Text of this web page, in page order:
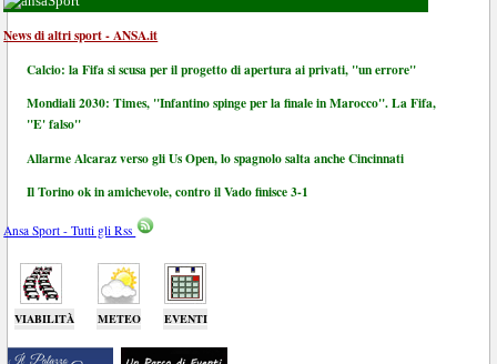
News di altri sport - ANSA.it
Calcio: la Fifa si scusa per il progetto di apertura ai privati, "un errore"
Mondiali 2030: Times, "Infantino spinge per la finale in Marocco". La Fifa,
"E' falso"
Allarme Alcaraz verso gli Us Open, lo spagnolo salta anche Cincinnati
Il Torino ok in amichevole, contro il Vado finisce 3-1
Ansa Sport - Tutti gli Rss
VIABILITÀ METEO EVENTI